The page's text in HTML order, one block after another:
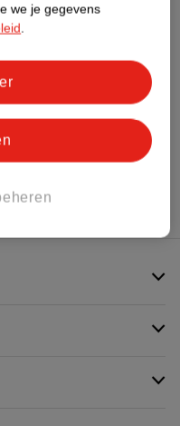
we je gegevens
.